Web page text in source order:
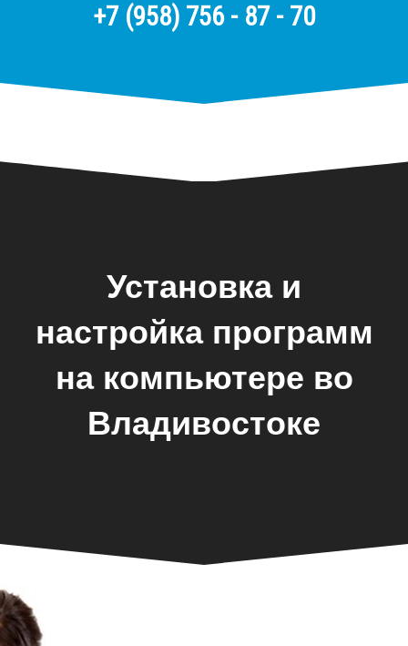
+7 (958) 756 - 87 - 70
Установка и
настройка программ
на компьютере во
Владивостоке